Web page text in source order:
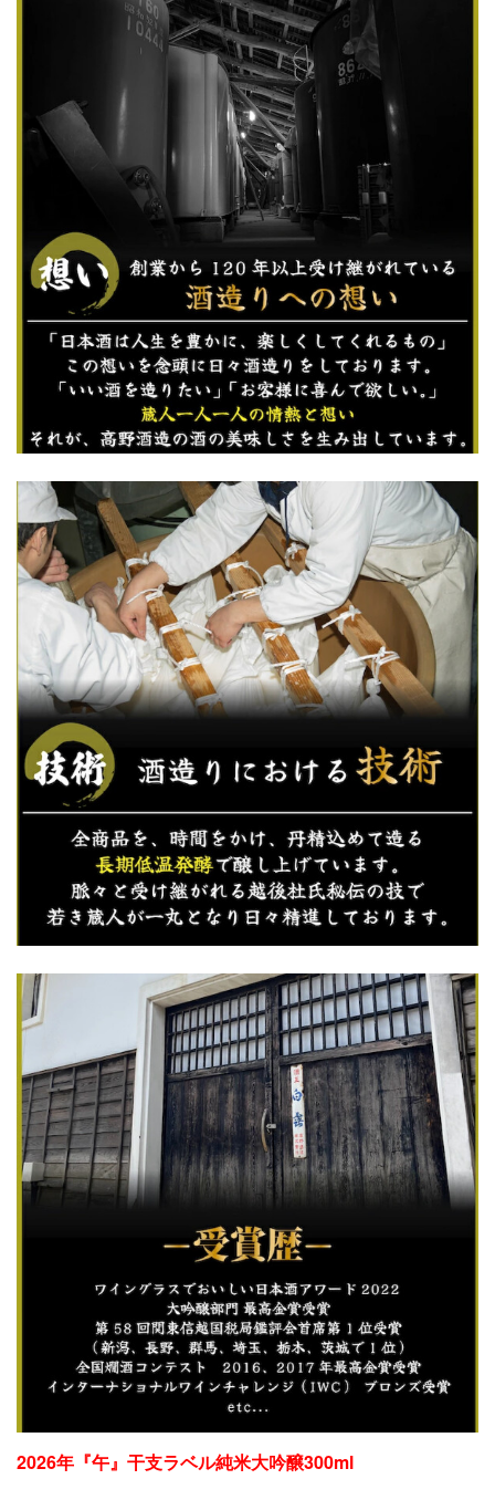
2026年『午』干支ラベル純米大吟醸300ml